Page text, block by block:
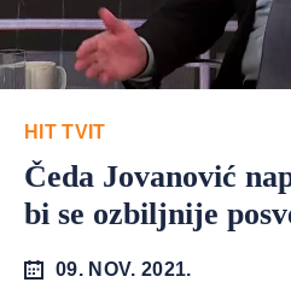
HIT TVIT
Čeda Jovanović
bi se ozbiljnije
09. NOV. 2021.